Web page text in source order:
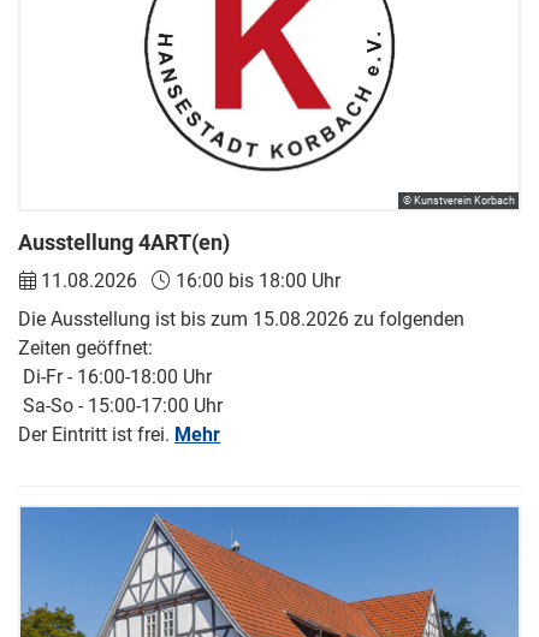
Ausstellung 4ART(en)
11.08.2026
16:00 bis 18:00 Uhr
Die Ausstellung ist bis zum 15.08.2026 zu folgenden
Zeiten geöffnet:
Di-Fr - 16:00-18:00 Uhr
Sa-So - 15:00-17:00 Uhr
Der Eintritt ist frei. Mehr
© Kunstverein Korbach